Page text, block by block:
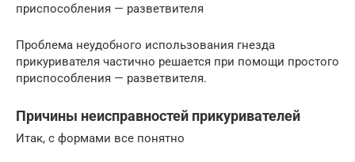
приспособления — разветвителя
Проблема неудобного использования гнезда
прикуривателя частично решается при помощи простого
приспособления — разветвителя.
Причины неисправностей прикуривателей
Итак, с формами все понятно